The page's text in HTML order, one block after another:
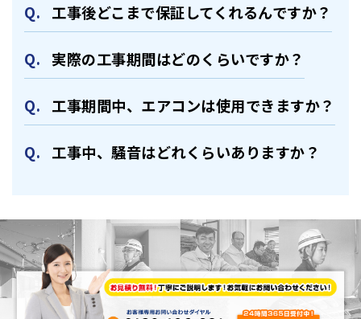
⼯事後どこまで保証してくれるんですか？
実際の⼯事期間はどのくらいですか？
⼯事期間中、エアコンは使⽤できますか？
⼯事中、騒⾳はどれくらいありますか？